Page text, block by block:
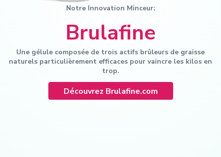
Notre Innovation Minceur:
Brulafine
Une gélule composée de trois actifs brûleurs de graisse
naturels particulièrement efficaces pour vaincre les kilos en
trop.
Découvrez Brulafine.com
Notre savoir-faire
Nos engagements